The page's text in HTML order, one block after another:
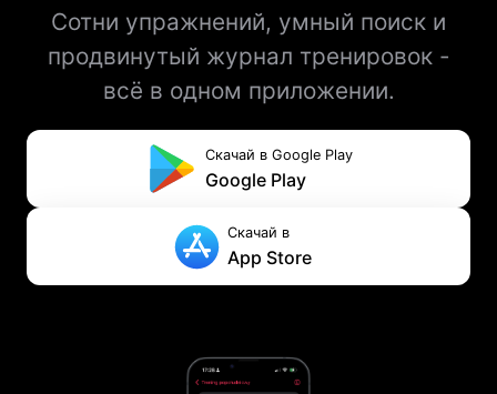
Сотни упражнений, умный поиск и
продвинутый журнал тренировок -
всё в одном приложении.
Скачай в Google Play
Google Play
Скачай в
App Store